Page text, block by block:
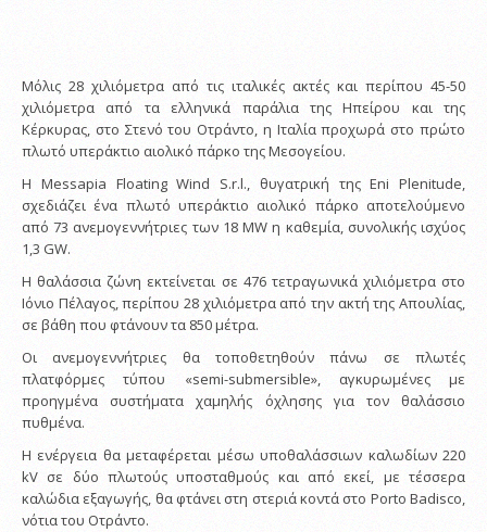
Μόλις 28 χιλιόμετρα από τις ιταλικές ακτές και περίπου 45-50
χιλιόμετρα από τα ελληνικά παράλια της Ηπείρου και της
Κέρκυρας, στο Στενό του Οτράντο, η Ιταλία προχωρά στο πρώτο
πλωτό υπεράκτιο αιολικό πάρκο της Μεσογείου.
Η Messapia Floating Wind S.r.l., θυγατρική της Eni Plenitude,
σχεδιάζει ένα πλωτό υπεράκτιο αιολικό πάρκο αποτελούμενο
από 73 ανεμογεννήτριες των 18 MW η καθεμία, συνολικής ισχύος
1,3 GW.
Η θαλάσσια ζώνη εκτείνεται σε 476 τετραγωνικά χιλιόμετρα στο
Ιόνιο Πέλαγος, περίπου 28 χιλιόμετρα από την ακτή της Απουλίας,
σε βάθη που φτάνουν τα 850 μέτρα.
Οι ανεμογεννήτριες θα τοποθετηθούν πάνω σε πλωτές
πλατφόρμες τύπου «semi-submersible», αγκυρωμένες με
προηγμένα συστήματα χαμηλής όχλησης για τον θαλάσσιο
πυθμένα.
Η ενέργεια θα μεταφέρεται μέσω υποθαλάσσιων καλωδίων 220
kV σε δύο πλωτούς υποσταθμούς και από εκεί, με τέσσερα
καλώδια εξαγωγής, θα φτάνει στη στεριά κοντά στο Porto Badisco,
νότια του Οτράντο.